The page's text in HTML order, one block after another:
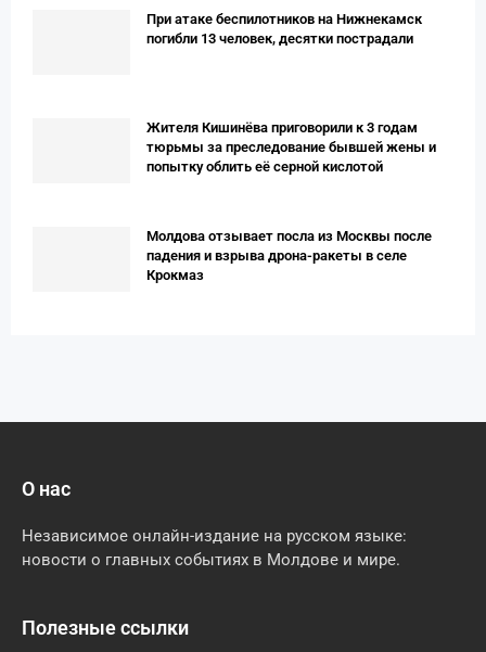
При атаке беспилотников на Нижнекамск
погибли 13 человек, десятки пострадали
Жителя Кишинёва приговорили к 3 годам
тюрьмы за преследование бывшей жены и
попытку облить её серной кислотой
Молдова отзывает посла из Москвы после
падения и взрыва дрона-ракеты в селе
Крокмаз
О нас
Независимое онлайн-издание на русском языке:
новости о главных событиях в Молдове и мире.
Полезные ссылки